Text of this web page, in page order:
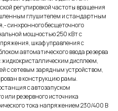
регулировкой частоты вращения
глушителем и стандартным
синхронного бесщеточного
мощностью 250 кВт c
шкаф управления с
автоматического ввода резерва
дисплеем,
с сетевым зарядным устройством,
в конструкцию рамы.
с автозапуском
или резервного источника
тока напряжением 230/400 В